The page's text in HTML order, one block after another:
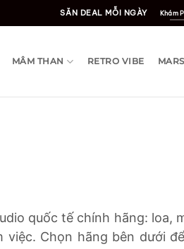
SĂN DEAL MỖI NGÀY Khám
MÂM THAN RETRO VIBE
quốc tế chính hãng: loa,
Chọn hãng bên dưới